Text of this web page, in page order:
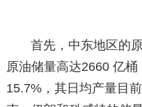
首先，中东地区的
原油储量高达2660 亿
15.7%，其日均产量目